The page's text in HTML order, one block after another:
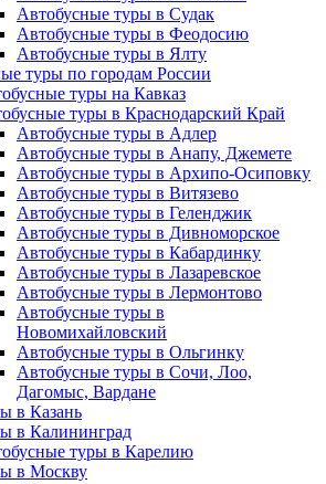
Автобусные туры в Судак
Автобусные туры в Феодосию
Автобусные туры в Ялту
туры по городам России
туры на Кавказ
туры в Краснодарский Край
Автобусные туры в Адлер
Автобусные туры в Анапу, Джемете
Автобусные туры в Архипо-Осиповку
Автобусные туры в Витязево
Автобусные туры в Геленджик
Автобусные туры в Дивноморское
Автобусные туры в Кабардинку
Автобусные туры в Лазаревское
Автобусные туры в Лермонтово
Автобусные туры в
Новомихайловский
Автобусные туры в Ольгинку
Автобусные туры в Сочи, Лоо,
Дагомыс, Вардане
в Казань
в Калининград
туры в Карелию
в Москву